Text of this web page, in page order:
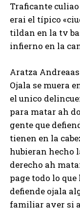
Traficante
erai el típico
tildan en la tv
infierno en la
Aratza
Ojala se muera
el unico
para matar ah
gente que
tienen en la
hubieran hecho
derecho ah
page todo lo
defiende ojala
familiar aver si